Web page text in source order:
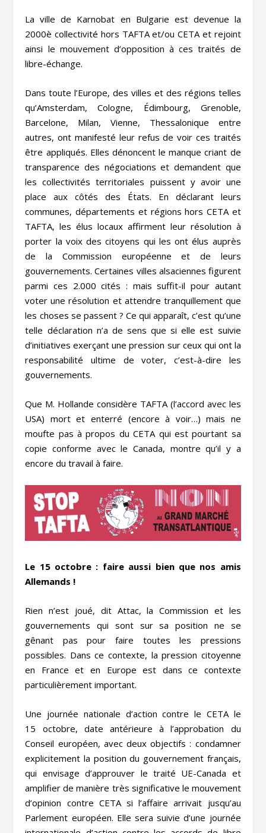
La ville de Karnobat en Bulgarie est devenue la
2000è collectivité hors TAFTA et/ou CETA et rejoint
ainsi le mouvement d’opposition à ces traités de
libre-échange.
Dans toute l’Europe, des villes et des régions telles
qu’Amsterdam, Cologne, Édimbourg, Grenoble,
Barcelone, Milan, Vienne, Thessalonique entre
autres, ont manifesté leur refus de voir ces traités
être appliqués. Elles dénoncent le manque criant de
transparence des négociations et demandent que
les collectivités territoriales puissent y avoir une
place aux côtés des États. En déclarant leurs
communes, départements et régions hors CETA et
TAFTA, les élus locaux affirment leur résolution à
porter la voix des citoyens qui les ont élus auprès
de la Commission européenne et de leurs
gouvernements. Certaines villes alsaciennes figurent
parmi ces 2.000 cités : mais suffit-il pour autant
voter une résolution et attendre tranquillement que
les choses se passent ? Ce qui apparaît, c’est qu’une
telle déclaration n’a de sens que si elle est suivie
d’initiatives exerçant une pression sur ceux qui ont la
responsabilité ultime de voter, c’est-à-dire les
gouvernements.
Que M. Hollande considère TAFTA (l’accord avec les
USA) mort et enterré (encore à voir…) mais ne
moufte pas à propos du CETA qui est pourtant sa
copie conforme avec le Canada, montre qu’il y a
encore du travail à faire.
Le 15 octobre : faire aussi bien que nos amis
Allemands !
Rien n’est joué, dit Attac, la Commission et les
gouvernements qui sont sur sa position ne se
gênant pas pour faire toutes les pressions
possibles. Dans ce contexte, la pression citoyenne
en France et en Europe est dans ce contexte
particulièrement important.
Une journée nationale d’action contre le CETA le
15 octobre, date antérieure à l’approbation du
Conseil européen, avec deux objectifs : condamner
explicitement la position du gouvernement français,
qui envisage d’approuver le traité UE-Canada et
amplifier de manière très significative le mouvement
d’opinion contre CETA si l’affaire arrivait jusqu’au
Parlement européen. Elle sera suivie d’une journée